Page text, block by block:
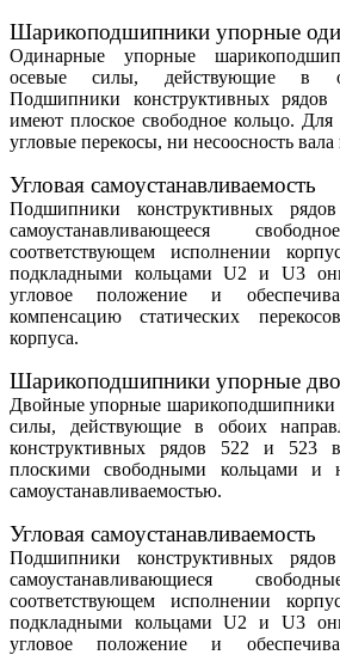
51412-
MP
60 130 51 3,51
51413-
MP
65 140 56 4,47
51414-
MP
70 150 60 5,524
MP
51416-
MP
80 170 68 8,028
51417-
MP
85 180 72 9,231
51418-
MP
90 190
Шарикоподшипники упорные
Одинарные упорные
осевые силы, действующие в
Подшипники конструктивных
имеют плоское свободное кольцо.
угловые перекосы, ни несоосность вала
Угловая самоустанавливаемость
Подшипники конструктивных
самоустанавливающееся
соответствующем исполнении
подкладными кольцами U2 и U3
угловое положение и
компенсацию статических
корпуса.
Шарикоподшипники упорные
Двойные упорные шарикоподшипники
силы, действующие в обоих
конструктивных рядов 522 и 523
плоскими свободными кольцами и
самоустанавливаемостью.
Угловая самоустанавливаемость
Подшипники конструктивных
самоустанавливающиеся
соответствующем исполнении
подкладными кольцами U2 и U3
угловое положение и